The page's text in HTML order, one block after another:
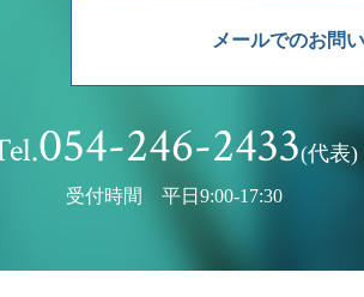
メールでのお問
054-246-2433(代表)
受付時間 平日9:00-17:30